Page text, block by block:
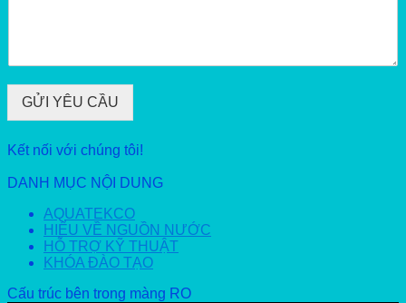
GỬI YÊU CẦU
Kết nối với chúng tôi!
DANH MỤC NỘI DUNG
AQUATEKCO
HIỂU VỀ NGUỒN NƯỚC
HỖ TRỢ KỸ THUẬT
KHÓA ĐÀO TẠO
Cấu trúc bên trong màng RO